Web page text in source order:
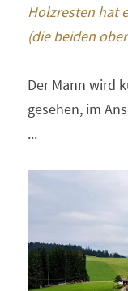
Holzresten hat
(die beiden
Der Mann wird
gesehen, im
...